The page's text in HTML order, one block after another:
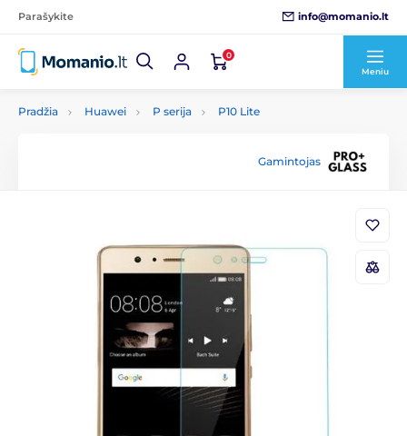
Parašykite info@momanio.lt
0
Meniu
Pradžia Huawei P serija P10 Lite
Gamintojas